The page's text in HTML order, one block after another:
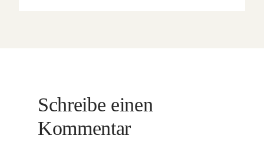
Schreibe einen
Kommentar